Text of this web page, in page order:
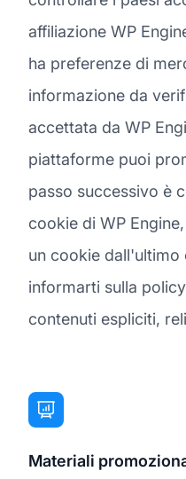
affiliazione WP
ha preferenze di
informazione da
accettata da WP
piattaforme puoi
passo successivo è
cookie di WP
un cookie dall'ultimo
informarti sulla
contenuti espliciti,
Materiali